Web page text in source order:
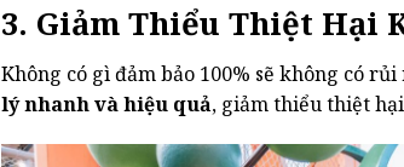
3. Giảm Thiểu Thiệt Hại
Không có gì đảm bảo 100% sẽ không có
lý nhanh và hiệu quả, giảm thiểu thiệt